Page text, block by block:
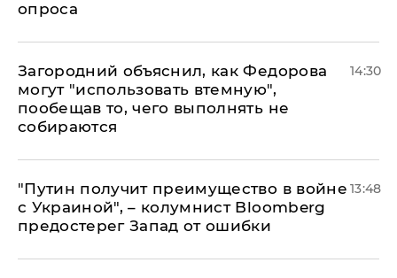
опроса
Загородний объяснил, как Федорова
могут "использовать втемную",
пообещав то, чего выполнять не
собираются
14:30
"Путин получит преимущество в войне
с Украиной", – колумнист Bloomberg
предостерег Запад от ошибки
13:48